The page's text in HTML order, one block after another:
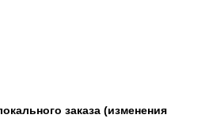
заказа (изменения